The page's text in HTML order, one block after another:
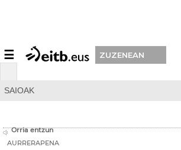
☰ ZUZENEAN
SAIOAK
Orria entzun
AURRERAPENA